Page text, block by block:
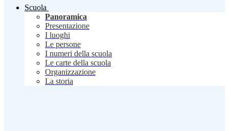
Scuola
Panoramica
Presentazione
I luoghi
Le persone
I numeri della scuola
Le carte della scuola
Organizzazione
La storia